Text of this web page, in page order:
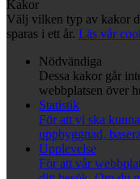
Kakor
Välj vilken typ av kakor
sparas i ett år. Läs vår
Nödvändiga
Dessa kakor går
webbplatsen över
Statistik
För att vi ska
uppbyggnad,
Upplevelse
För att vår